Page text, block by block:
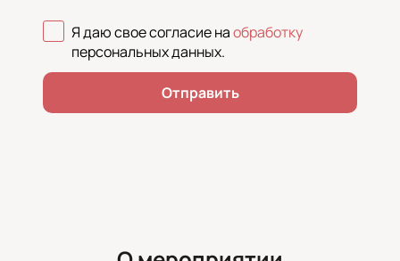
Я даю свое согласие наобработку
персональных данных.
Отправить